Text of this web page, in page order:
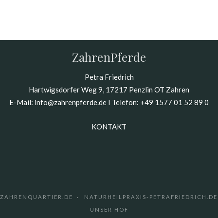
ZahrenPferde
Petra Friedrich
Hartwigsdorfer Weg 9, 17217 Penzlin OT Zahren
E-Mail: info@zahrenpferde.de I Telefon: +49 1577 01 52 89 0
KONTAKT
ZAHRENQUARTIER.DE NATURHEILPRAXIS-PETRAFRIEDRICH.DE
UNSER HOF